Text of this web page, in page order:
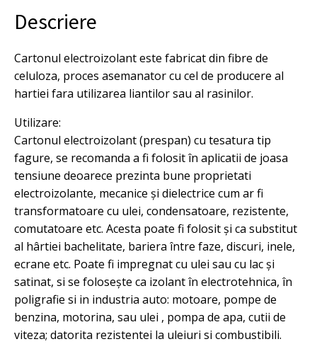
Descriere
Cartonul electroizolant este fabricat din fibre de
celuloza, proces asemanator cu cel de producere al
hartiei fara utilizarea liantilor sau al rasinilor.
Utilizare:
Cartonul electroizolant (prespan) cu tesatura tip
fagure, se recomanda a fi folosit în aplicatii de joasa
tensiune deoarece prezinta bune proprietati
electroizolante, mecanice şi dielectrice cum ar fi
transformatoare cu ulei, condensatoare, rezistente,
comutatoare etc. Acesta poate fi folosit şi ca substitut
al hârtiei bachelitate, bariera între faze, discuri, inele,
ecrane etc. Poate fi impregnat cu ulei sau cu lac și
satinat, si se folosește ca izolant în electrotehnica, în
poligrafie si in industria auto: motoare, pompe de
benzina, motorina, sau ulei , pompa de apa, cutii de
viteza; datorita rezistentei la uleiuri si combustibili.